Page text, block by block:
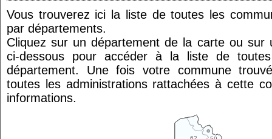
Vous trouverez ici la liste de toutes les
par départements.
Cliquez sur un département de la carte ou sur
ci-dessous pour accéder à la liste de
département. Une fois votre commune
toutes les administrations rattachées à cette
informations.